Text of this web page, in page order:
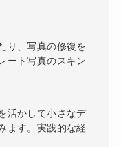
り、写真の修復を
ート写真のスキン
活かして小さなデ
ます。実践的な経